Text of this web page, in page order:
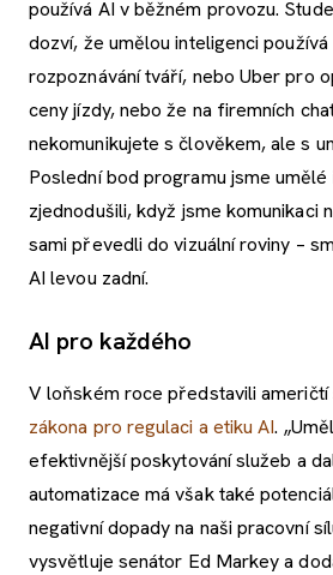
používá AI v běžném provozu.
dozví, že umělou inteligenci
rozpoznávání tváří, nebo Uber pro
ceny jízdy, nebo že na firemních
nekomunikujete s člověkem, ale s
Poslední bod programu jsme
zjednodušili, když jsme komunikaci
sami převedli do vizuální roviny –
AI levou zadní.
AI pro každého
V loňském roce představili američtí
zákona pro regulaci a etiku AI.
efektivnější poskytování služeb a
automatizace má však také
negativní dopady na naši pracovní
vysvětluje senátor Ed Markey a